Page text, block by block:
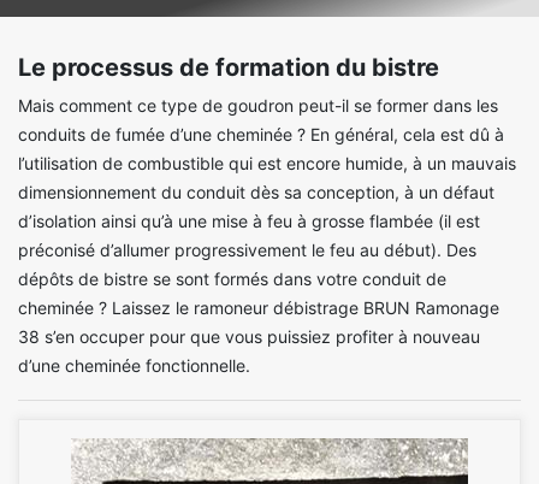
Le processus de formation du bistre
Mais comment ce type de goudron peut-il se former dans les
conduits de fumée d’une cheminée ? En général, cela est dû à
l’utilisation de combustible qui est encore humide, à un mauvais
dimensionnement du conduit dès sa conception, à un défaut
d’isolation ainsi qu’à une mise à feu à grosse flambée (il est
préconisé d’allumer progressivement le feu au début). Des
dépôts de bistre se sont formés dans votre conduit de
cheminée ? Laissez le ramoneur débistrage BRUN Ramonage
38 s’en occuper pour que vous puissiez profiter à nouveau
d’une cheminée fonctionnelle.